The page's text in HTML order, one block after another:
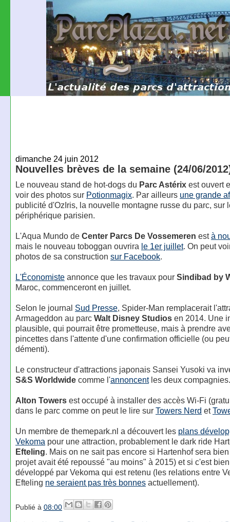
dimanche 24 juin 2012
Nouvelles brèves de la semaine (24/06/
Le nouveau stand de hot-dogs du Parc Astérixest ouvert
voir des photos sur Potionmagix. Par ailleurs une grande
publicité d'OzIris, la nouvelle montagne russe du parc, sur
périphérique parisien.
L'Aqua Mundo de Center Parcs De Vossemeren està
mais le nouveau toboggan ouvrira le 1er juillet. On peut
photos de sa construction sur Facebook.
L'Économisteannonce que les travaux pour Sindibad by
Maroc, commenceront en juillet.
Selon le journal Sud Presse, Spider-Man remplacerait
Armageddon au parc Walt Disney Studiosen 2014. Une
plausible, qui pourrait être prometteuse, mais à prendre
pincettes dans l'attente d'une confirmation officielle (ou
démenti).
Le constructeur d'attractions japonais Sansei Yusoki va
S&S Worldwidecomme l'annoncentles deux compagnies.
Alton Towersest occupé à installer des accès Wi-Fi
dans le parc comme on peut le lire sur Towers Nerd et
Un membre de themepark.nl a découvert les plans
Vekoma pour une attraction, probablement le dark ride
Efteling. Mais on ne sait pas encore si Hartenhof sera
projet avait été repoussé "au moins" à 2015) et si c'est
développé par Vekoma qui est retenu (les relations entre
Efteling ne seraient pas très bonnesactuellement).
Publié à 08:00